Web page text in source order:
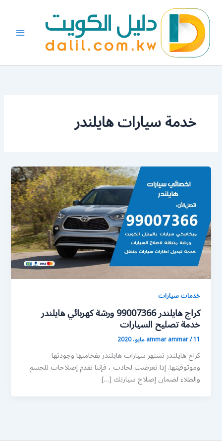
المحتوى
خدمة سيارات هايلندر
خدمات سيارات
كراج هايلندر 99007366 ورشة كهربائي هايلندر
خدمة تصليح السيارات
ammar ammar/11 مايو، 2020
كراج هايلندر تشتهر سيارات هايلندر بفخامتها وجودتها
وموثوقيتها. إذا تعرضت لحادث ، فإننا نقدم إصلاحات للجسم
والطلاء لضمان إصلاح سيارتك […]